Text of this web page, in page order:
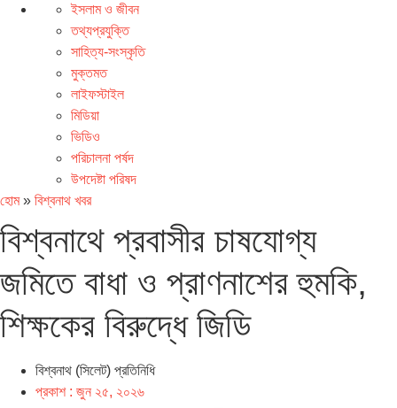
ইসলাম ও জীবন
তথ্যপ্রযুক্তি
সাহিত্য-সংস্কৃতি
মুক্তমত
লাইফস্টাইল
মিডিয়া
ভিডিও
পরিচালনা পর্ষদ
উপদেষ্টা পরিষদ
হোম» বিশ্বনাথ খবর
বিশ্বনাথে প্রবাসীর চাষযোগ্য
জমিতে বাধা ও প্রাণনাশের হুমকি,
শিক্ষকের বিরুদ্ধে জিডি
বিশ্বনাথ (সিলেট) প্রতিনিধি
প্রকাশ : জুন ২৫, ২০২৬